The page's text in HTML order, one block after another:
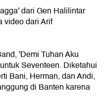
dari Gen Halilintar
video dari Arif
'Demi Tuhan Aku
Seventeen. Diketahui
Bani, Herman, dan Andi,
di Banten karena